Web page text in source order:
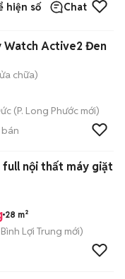
hiện số Chat
Watch Active2 Đen
chữa)
(P. Long Phước mới)
nội thất máy giặt
28 m²
Bình Lợi Trung mới)